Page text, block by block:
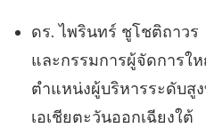
ดร. ไพรินทร์ ชูโชติถาว
และกรรมการผู้จัดการใ
ตำแหน่งผู้บริหารระดับสู
เอเชียตะวันออกเฉียงใต้